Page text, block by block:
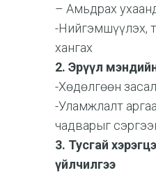
– Амьдрах
-Нийгэмшүүлэх,
хангах
2. Эрүүл
-Хөдөлгөөн засал
-Уламжлалт
чадварыг
3. Тусгай
үйлчилгээ